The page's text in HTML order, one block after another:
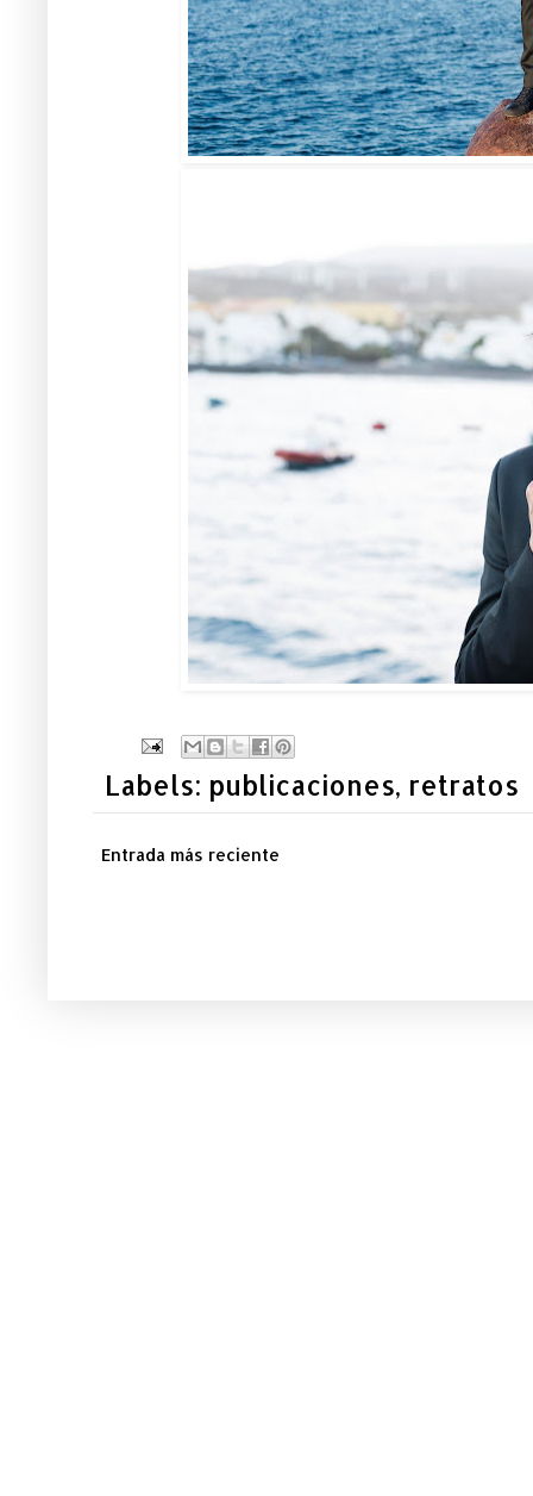
Labels: publicaciones, retratos
Entrada más reciente